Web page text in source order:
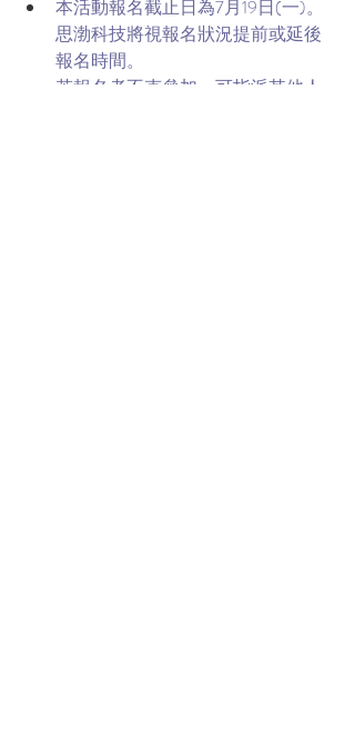
本活動報名截止日為7月19日(一)。
思渤科技將視報名狀況提前或延後
報名時間。
若報名者不克參加，可指派其他人